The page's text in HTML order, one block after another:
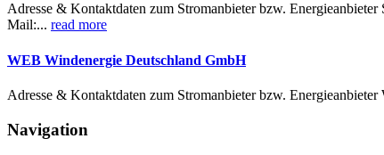
Adresse & Kontaktdaten zum Stromanbieter bzw.
Mail:... read more
WEB Windenergie Deutschland GmbH
Adresse & Kontaktdaten zum Stromanbieter bzw.
Navigation